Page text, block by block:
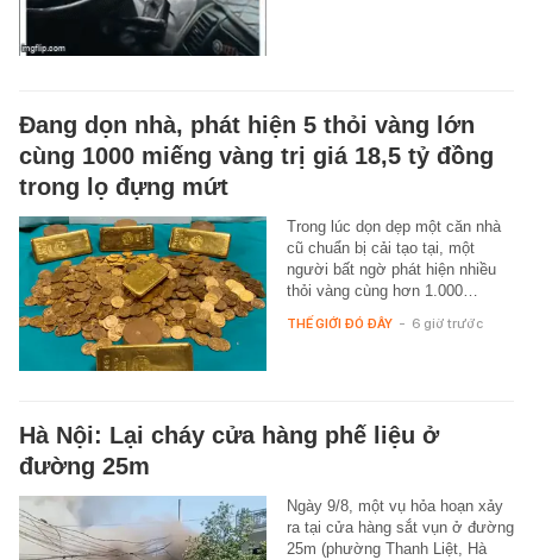
Đang dọn nhà, phát hiện 5 thỏi vàng lớn
cùng 1000 miếng vàng trị giá 18,5 tỷ đồng
trong lọ đựng mứt
Trong lúc dọn dẹp một căn nhà
cũ chuẩn bị cải tạo tại, một
người bất ngờ phát hiện nhiều
thỏi vàng cùng hơn 1.000…
THẾ GIỚI ĐÓ ĐÂY - 6 giờ trước
Hà Nội: Lại cháy cửa hàng phế liệu ở
đường 25m
Ngày 9/8, một vụ hỏa hoạn xảy
ra tại cửa hàng sắt vụn ở đường
25m (phường Thanh Liệt, Hà